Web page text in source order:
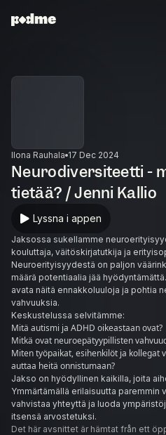
Ilona Rauhala 17 Dec 2024
Neurodiversiteetti -
tietää? / Jenni Kallio
Lyssna i appen
Jaksossa sukellamme
kouluttaja, väitöskirjatutkija ja
Neuroerityisyydestä on paljon
määrä potentiaalia jää
avata näitä ennakkoluuloja ja pohtia
vahvuuksia.
Keskustelussa selvitämme:
Mitä autismi ja ADHD oikeastaan ovat?
Mitkä ovat neuroepätyypillisten
Miten työpaikat, esihenkilöt ja kollegat
auttaa heitä onnistumaan?
Jakso on hyödyllinen kaikilla, joita
Ymmärtämällä erilaisuutta paremmin
vahvistaa yhteyttä ja luoda
itsensä arvostetuksi.
Det här avsnittet är hämtat från ett